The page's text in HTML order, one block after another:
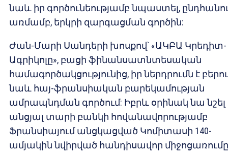
նաև իր գործունեությամբ նպաստել,
առմամբ, երկրի զարգացման գործին:
Ժան-Մարի Սանդերի խոսքով՝ «ԱԿԲԱ Կրեդիտ-
Ագրիկոլը», բացի ֆինանսատնտեսական
համագործակցությունից, իր ներդրումն է
նաև հայ-ֆրանսիական բարեկամության
ամրապնդման գործում: Իբրև օրինակ նա նշել
անցյալ տարի բանկի հովանավորությամբ
Ֆրանսիայում անցկացված Կոմիտասի 140-
ամյակին նվիրված հանդիսավոր